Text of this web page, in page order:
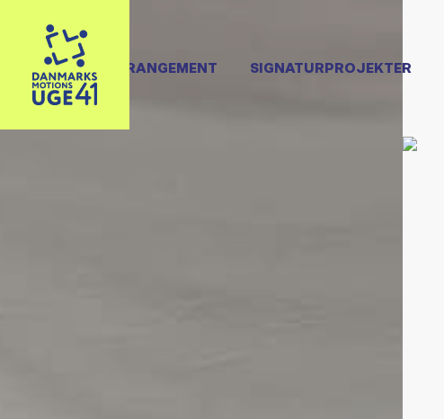
OPRET ARRANGEMENT SIGNATURPROJEKTER